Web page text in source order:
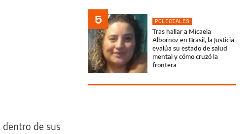
dentro de sus
5
POLICIALES
Tras hallar a Micaela
Albornoz en Brasil, la Justicia
evalúa su estado de salud
mental y cómo cruzó la
frontera